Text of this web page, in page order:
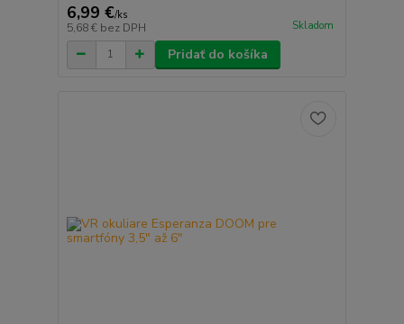
6,99 €/ks
5,68 € bez DPH Skladom
Pridať do košíka